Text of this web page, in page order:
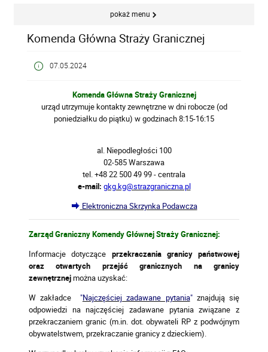
pokaż menu
Komenda Główna Straży Granicznej
07.05.2024
Komenda Główna Straży Granicznej
urząd utrzymuje kontakty zewnętrzne w dni robocze (od
poniedziałku do piątku) w godzinach 8:15-16:15
al. Niepodległości 100
02-585 Warszawa
tel. +48 22 500 49 99 - centrala
e-mail: gkg.kg@strazgraniczna.pl
Elektroniczna Skrzynka Podawcza
Zarząd Graniczny Komendy Głównej Straży Granicznej:
Informacje dotyczące przekraczania granicy państwowej
oraz otwartych przejść granicznych na granicy
zewnętrznejmożna uzyskać:
W zakładce
"Najczęściej zadawane pytania"znajdują się
odpowiedzi na najczęściej zadawane pytania związane z
przekraczaniem granic (m.in. dot. obywateli RP z podwójnym
obywatelstwem, przekraczanie granicy z dzieckiem).